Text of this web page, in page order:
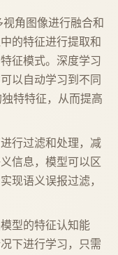
角图像进行融合和
的特征进行提取和
征模式。深度学习
以自动学习到不同
特特征，从而提高
行过滤和处理，减
信息，模型可以区
现语义误报过滤，
型的特征认知能
下进行学习，只需